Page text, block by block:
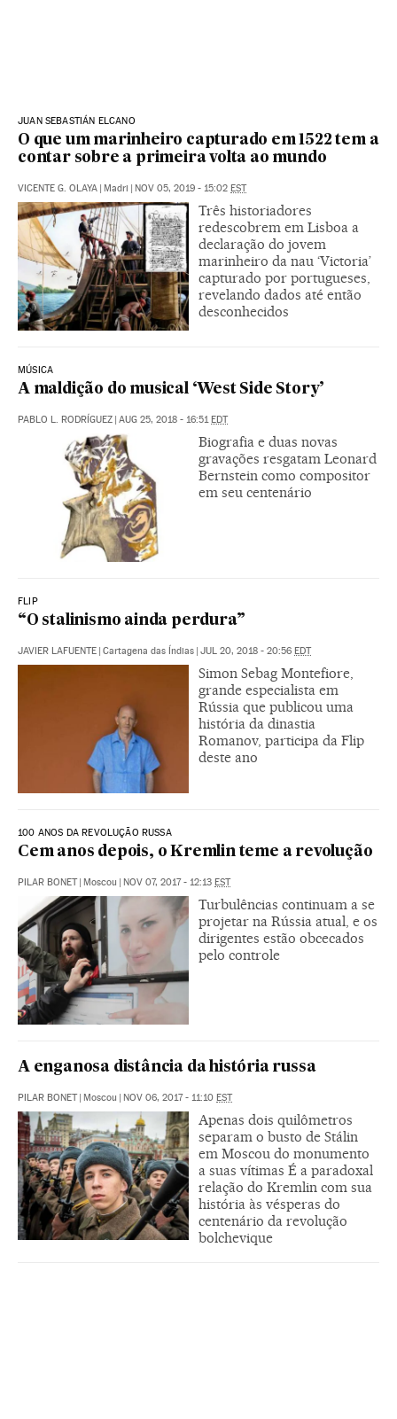
JUAN SEBASTIÁN ELCANO
O que um marinheiro capturado em 1522 tem a
contar sobre a primeira volta ao mundo
VICENTE G. OLAYA Madri NOV 05, 2019 - 15:02 EST
Três historiadores
redescobrem em Lisboa a
declaração do jovem
marinheiro da nau ‘Victoria’
capturado por portugueses,
revelando dados até então
desconhecidos
MÚSICA
A maldição do musical ‘West Side Story’
PABLO L. RODRÍGUEZ AUG 25, 2018 - 16:51 EDT
Biografia e duas novas
gravações resgatam Leonard
Bernstein como compositor
em seu centenário
FLIP
“O stalinismo ainda perdura”
JAVIER LAFUENTE | Cartagena das Índias | JUL 20, 2018 - 20:56 EDT
Simon Sebag Montefiore,
grande especialista em
Rússia que publicou uma
história da dinastia
Romanov, participa da Flip
deste ano
100 ANOS DA REVOLUÇÃO RUSSA
Cem anos depois, o Kremlin teme a revolução
PILAR BONET | Moscou | NOV 07, 2017 - 12:13 EST
Turbulências continuam a se
projetar na Rússia atual, e os
dirigentes estão obcecados
pelo controle
A enganosa distância da história russa
PILAR BONET | Moscou | NOV 06, 2017 - 11:10 EST
Apenas dois quilômetros
separam o busto de Stálin
em Moscou do monumento
a suas vítimas É a paradoxal
relação do Kremlin com sua
história às vésperas do
centenário da revolução
bolchevique